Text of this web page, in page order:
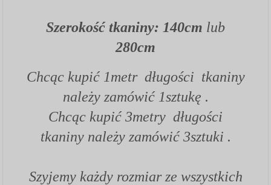
Szerokość tkaniny: 140cm lub
280cm
Chcąc kupić 1metr długości tkaniny
należy zamówić 1sztukę .
Chcąc kupić 3metry długości
tkaniny należy zamówić 3sztuki .
Szyjemy każdy rozmiar ze wszystkich